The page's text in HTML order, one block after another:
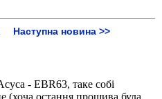
Наступна новина >>